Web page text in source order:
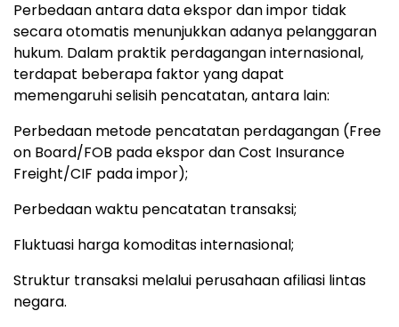
Perbedaan antara data ekspor dan impor tidak
secara otomatis menunjukkan adanya pelanggaran
hukum. Dalam praktik perdagangan internasional,
terdapat beberapa faktor yang dapat
memengaruhi selisih pencatatan, antara lain:
Perbedaan metode pencatatan perdagangan (Free
on Board/FOB pada ekspor dan Cost Insurance
Freight/CIF pada impor);
Perbedaan waktu pencatatan transaksi;
Fluktuasi harga komoditas internasional;
Struktur transaksi melalui perusahaan afiliasi lintas
negara.